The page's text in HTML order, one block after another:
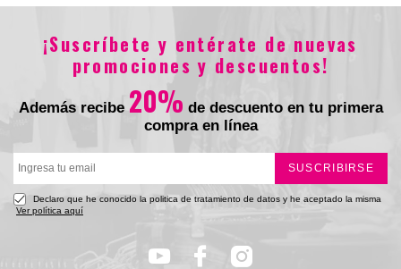
¡Suscríbete y entérate de nuevas
promociones y descuentos!
Además recibe 20% de descuento en tu primera
compra en línea
SUSCRIBIRSE
Declaro que he conocido la politica de tratamiento de datos y he aceptado la misma
Ver política aquí